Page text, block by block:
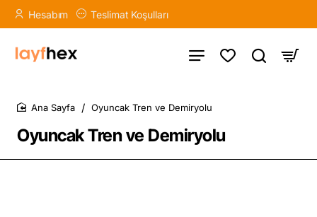
Hesabım Teslimat Koşulları
Oyuncak Tren ve Demiryolu
Oyuncak Tren ve Demiryolu